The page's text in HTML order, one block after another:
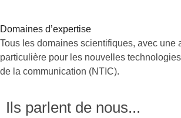
Domaines d’expertise
Tous les domaines scientifiques, avec une
particulière pour les nouvelles
de la communication (NTIC).
Ils parlent de nous...